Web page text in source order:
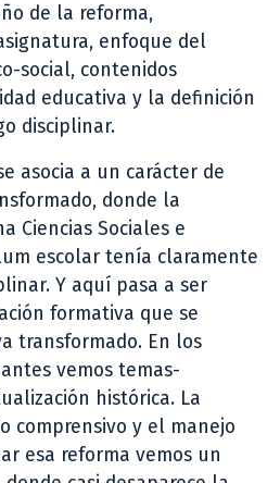
de la reforma,
enfoque del
social, contenidos
educativa y la definición
disciplinar.
asocia a un carácter de
donde la
Ciencias Sociales e
escolar tenía claramente
Y aquí pasa a ser
formativa que se
transformado. En los
vemos temas-
histórica. La
comprensivo y el manejo
esa reforma vemos un